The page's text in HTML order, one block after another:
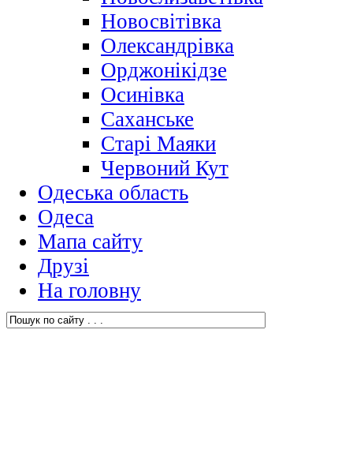
Новосвітівка
Олександрівка
Орджонікідзе
Осинівка
Саханське
Старі Маяки
Червоний Кут
Одеська область
Одеса
Мапа сайту
Друзі
На головну